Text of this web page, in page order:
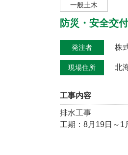
一般土木
防災・安全交
発注者 株
現場住所 北
工事内容
排水工事
工期：8月19日～1